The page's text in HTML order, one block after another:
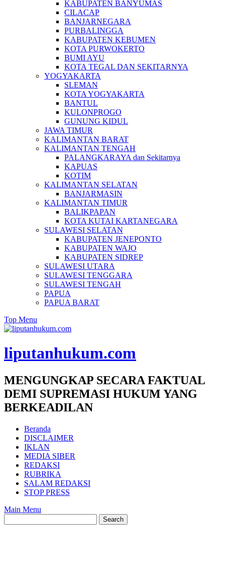
KABUPATEN BANYUMAS
CILACAP
BANJARNEGARA
PURBALINGGA
KABUPATEN KEBUMEN
KOTA PURWOKERTO
BUMI AYU
KOTA TEGAL DAN SEKITARNYA
YOGYAKARTA
SLEMAN
KOTA YOGYAKARTA
BANTUL
KULONPROGO
GUNUNG KIDUL
JAWA TIMUR
KALIMANTAN BARAT
KALIMANTAN TENGAH
PALANGKARAYA dan Sekitarnya
KAPUAS
KOTIM
KALIMANTAN SELATAN
BANJARMASIN
KALIMANTAN TIMUR
BALIKPAPAN
KOTA KUTAI KARTANEGARA
SULAWESI SELATAN
KABUPATEN JENEPONTO
KABUPATEN WAJO
KABUPATEN SIDREP
SULAWESI UTARA
SULAWESI TENGGARA
SULAWESI TENGAH
PAPUA
PAPUA BARAT
Top Menu
liputanhukum.com
MENGUNGKAP SECARA FAKTUAL
DEMI SUPREMASI HUKUM YANG
BERKEADILAN
Beranda
DISCLAIMER
IKLAN
MEDIA SIBER
REDAKSI
RUBRIKA
SALAM REDAKSI
STOP PRESS
Main Menu